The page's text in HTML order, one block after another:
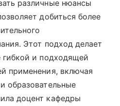
различные нюансы
добиться более
Этот подход делает
гибкой и подходящей
применения, включая
образовательные
доцент кафедры